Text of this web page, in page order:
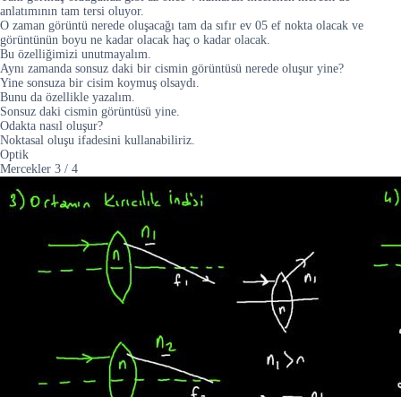
anlatımının tam tersi oluyor.
O zaman görüntü nerede oluşacağı tam da sıfır ev 05 ef nokta olacak ve
görüntünün boyu ne kadar olacak haç o kadar olacak.
Bu özelliğimizi unutmayalım.
Aynı zamanda sonsuz daki bir cismin görüntüsü nerede oluşur yine?
Yine sonsuza bir cisim koymuş olsaydı.
Bunu da özellikle yazalım.
Sonsuz daki cismin görüntüsü yine.
Odakta nasıl oluşur?
Noktasal oluşu ifadesini kullanabiliriz.
Optik
Mercekler 3 / 4